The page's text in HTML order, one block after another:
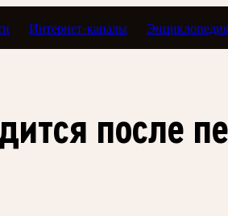
Интернет-каналы Энциклопедия
после